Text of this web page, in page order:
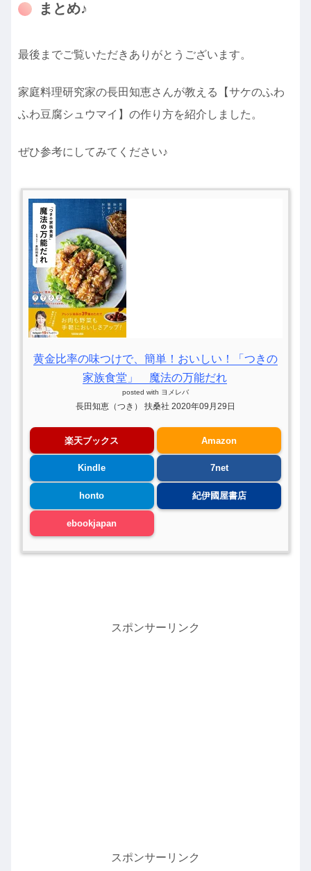
まとめ♪
最後までご覧いただきありがとうございます。
家庭料理研究家の長田知恵さんが教える【サケのふわ
ふわ豆腐シュウマイ】の作り方を紹介しました。
ぜひ参考にしてみてください♪
黄金比率の味つけで、簡単！おいしい！「つきの
家族食堂」 魔法の万能だれ
posted with ヨメレバ
長田知恵（つき） 扶桑社 2020年09月29日
楽天ブックス Amazon
Kindle 7net
honto 紀伊國屋書店
ebookjapan
スポンサーリンク
スポンサーリンク